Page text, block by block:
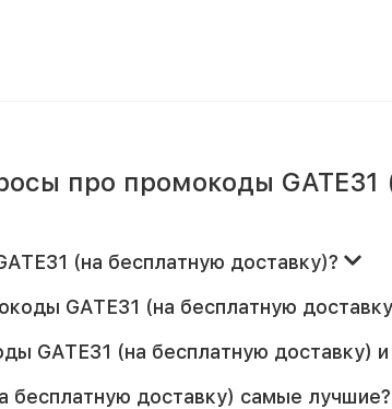
про промокоды GATE31
(на бесплатную доставку)?
GATE31 (на бесплатную
GATE31 (на бесплатную доставку) и
бесплатную доставку) самые лучшие?